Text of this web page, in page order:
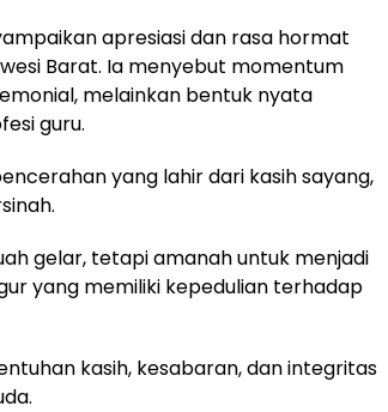
apresiasi dan rasa hormat
Barat. Ia menyebut momentum
melainkan bentuk nyata
guru.
yang lahir dari kasih sayang,
gelar, tetapi amanah untuk menjadi
yang memiliki kepedulian terhadap
kasih, kesabaran, dan integritas